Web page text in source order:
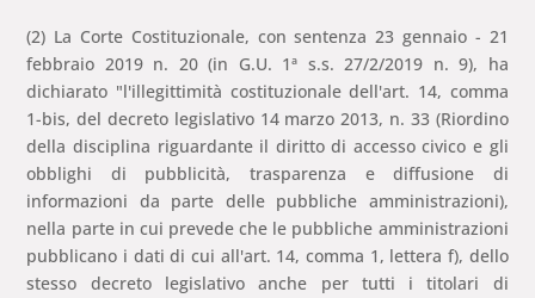
(2) La Corte Costituzionale, con sentenza 23 gennaio - 21
febbraio 2019 n. 20 (in G.U. 1ª s.s. 27/2/2019 n. 9), ha
dichiarato "l'illegittimità costituzionale dell'art. 14, comma
1-bis, del decreto legislativo 14 marzo 2013, n. 33 (Riordino
della disciplina riguardante il diritto di accesso civico e gli
obblighi di pubblicità, trasparenza e diffusione di
informazioni da parte delle pubbliche amministrazioni),
nella parte in cui prevede che le pubbliche amministrazioni
pubblicano i dati di cui all'art. 14, comma 1, lettera f), dello
stesso decreto legislativo anche per tutti i titolari di